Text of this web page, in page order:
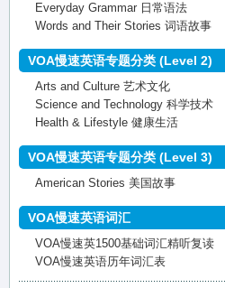
Everyday Grammar 日常语法
Words and Their Stories 词语故事
VOA慢速英语专题分类 (Level 2)
Arts and Culture 艺术文化
Science and Technology 科学技术
Health & Lifestyle 健康生活
VOA慢速英语专题分类 (Level 3)
American Stories 美国故事
VOA慢速英语词汇
VOA慢速英1500基础词汇精听复读
VOA慢速英语历年词汇表